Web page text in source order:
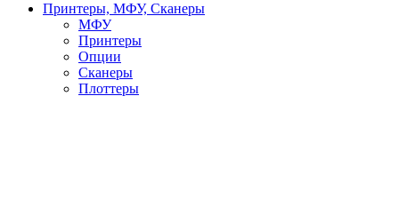
Принтеры, МФУ, Сканеры
МФУ
Принтеры
Опции
Сканеры
Плоттеры